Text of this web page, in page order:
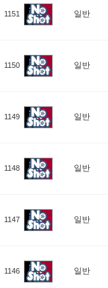
1151 일반
1150 일반
1149 일반
1148 일반
1147 일반
1146 일반